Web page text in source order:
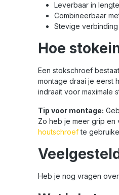
Leverbaar in
Combineerbaar
Stevige
Hoe
Een stokschroef
montage draai je eerst
indraait voor maximale
Tip voor montage:
Zo heb je meer grip
houtschroefte
Heb je nog vragen